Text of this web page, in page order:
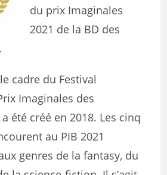
du prix Imaginales
2021 de la BD des
cadre du Festival
Imaginales des
été créé en 2018. Les cinq
au PIB 2021
genres de la fantasy, du